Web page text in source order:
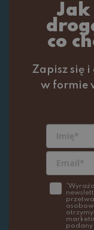
Jak
co
Zapisz się
w formie
podany